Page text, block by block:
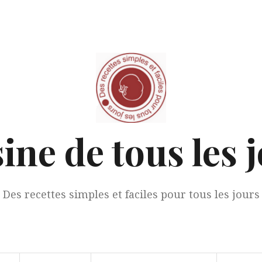
de tous les
Des recettes simples et faciles pour tous les jours